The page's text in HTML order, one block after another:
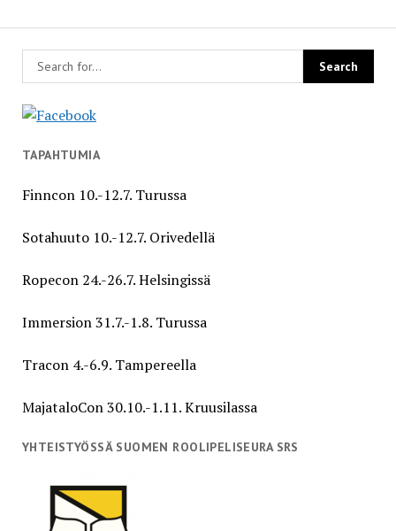
TAPAHTUMIA
Finncon 10.-12.7. Turussa
Sotahuuto 10.-12.7. Orivedellä
Ropecon 24.-26.7. Helsingissä
Immersion 31.7.-1.8. Turussa
Tracon 4.-6.9. Tampereella
MajataloCon 30.10.-1.11. Kruusilassa
YHTEISTYÖSSÄ SUOMEN ROOLIPELISEURA SRS